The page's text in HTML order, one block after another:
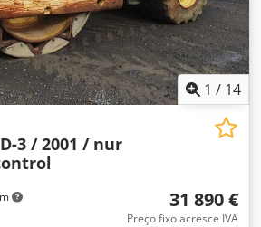
1 / 14
3 / 2001 / nur
31 890 €
Preço fixo acresce IVA